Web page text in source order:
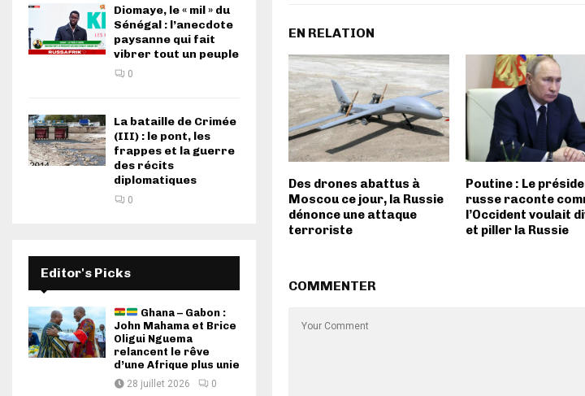
EN RELATION
Des drones abattus à
Moscou ce jour, la Russie
dénonce une attaque
terroriste
Poutine : Le
russe raconte
l’Occident voulait
et piller la Russie
COMMENTER
Diomaye, le « mil » du
Sénégal : l’anecdote
paysanne qui fait
vibrer tout un peuple
0
La bataille de Crimée
(III) : le pont, les
frappes et la guerre
des récits
diplomatiques
0
Editor's Picks
Ghana – Gabon :
John Mahama et Brice
Oligui Nguema
relancent le rêve
d’une Afrique plus unie
28 juillet 2026 0